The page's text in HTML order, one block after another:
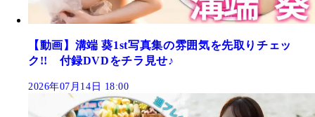
【動画】溝端 葵1st写真集の雰囲気を先取りチェッ
ク!! 付録DVDをチラ見せ♪
2026年07月14日 18:00